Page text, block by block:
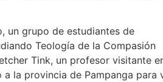
un grupo de estudiantes de
Teología de la Compasión
Tink, un profesor visitante
a la provincia de Pampanga para